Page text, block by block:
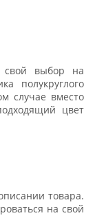
свой выбор на
полукруглого
случае вместо
цвет
товара.
на свой